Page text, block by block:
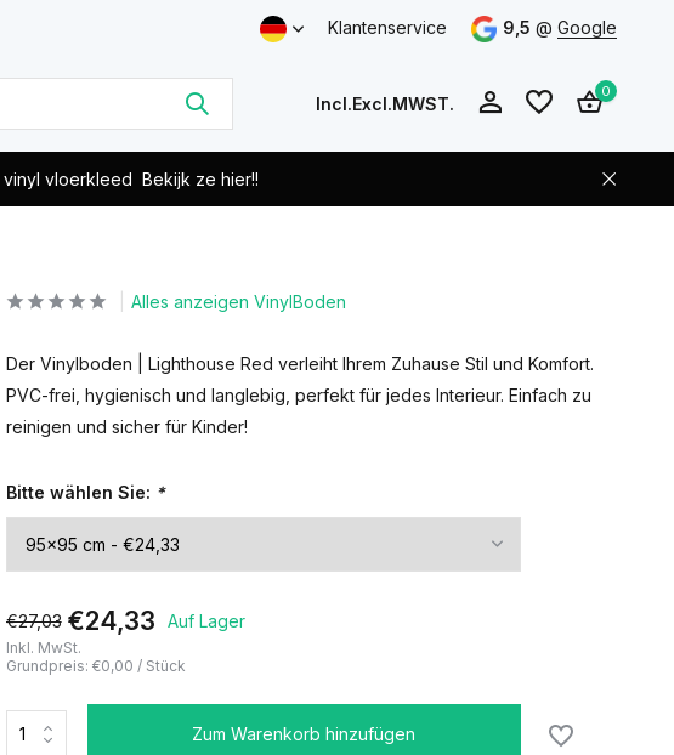
Klantenservice 9,5 @ Google
Incl.Excl.MWST.
anlegen
0
vloerkleed Bekijk ze hier!!
Alles anzeigen VinylBoden
Der Vinylboden | Lighthouse Red verleiht Ihrem Zuhause Stil und Komfort.
PVC-frei, hygienisch und langlebig, perfekt für jedes Interieur. Einfach zu
reinigen und sicher für Kinder!
Bitte wählen Sie: *
€27,03 €24,33 Auf Lager
Inkl. MwSt.
Grundpreis: €0,00 / Stück
Zum Warenkorb hinzufügen